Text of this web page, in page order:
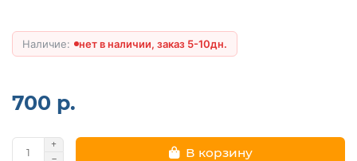
нет в наличии, заказ 5-10дн.
700 р.
В корзину